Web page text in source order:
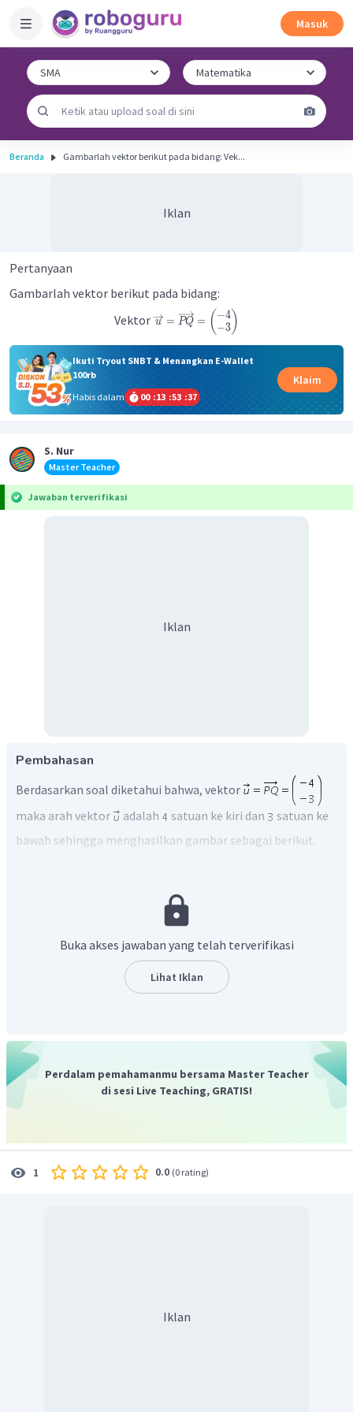
Masuk
Beranda ​​​​​​Gambarlah vektor berikut pada bidang: Vek...
Iklan
Pertanyaan
​​​​​​Gambarlah vektor berikut pada bidang:
Vektor u = PQ = ( −4
−3)
Ikuti Tryout SNBT & Menangkan E-Wallet
100rb
Habis dalam
00 :13 :53 :36
Klaim
S. Nur
Master Teacher
Jawaban terverifikasi
Iklan
Pembahasan
Berdasarkan soal diketahui bahwa, vektor
maka arah vektor
adalah satuan ke kiri dan
satuan ke
bawah sehingga menghasilkan gambar sebagai berikut.
Buka akses jawaban yang telah terverifikasi
Lihat Iklan
Perdalam pemahamanmu bersama Master Teacher
di sesi Live Teaching, GRATIS!
1 0.0 (0 rating)
Iklan